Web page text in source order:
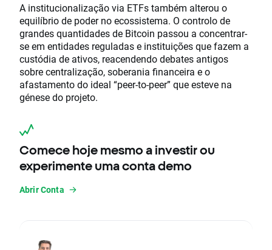
A institucionalização via ETFs também alterou o
equilíbrio de poder no ecossistema. O controlo de
grandes quantidades de Bitcoin passou a concentrar-
se em entidades reguladas e instituições que fazem a
custódia de ativos, reacendendo debates antigos
sobre centralização, soberania financeira e o
afastamento do ideal “peer-to-peer” que esteve na
génese do projeto.
Comece hoje mesmo a investir ou
experimente uma conta demo
Abrir Conta